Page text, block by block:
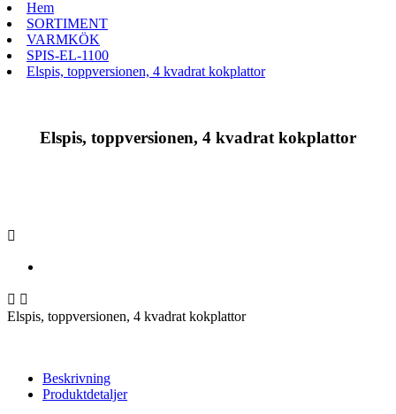
Hem
SORTIMENT
VARMKÖK
SPIS-EL-1100
Elspis, toppversionen, 4 kvadrat kokplattor
Elspis, toppversionen, 4 kvadrat kokplattor

 
Elspis, toppversionen, 4 kvadrat kokplattor
Beskrivning
Produktdetaljer